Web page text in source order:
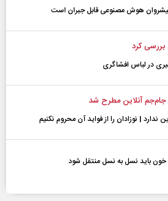
پیشرو‌ان هوش مصنوعی قابل جبران است
بررسی کرد
در لباس افشاگری
جام‌جم آنلاین مطرح شد
ندارد | نوزادان را از فواید آن محروم نکنیم
باید نسل به نسل منتقل شود